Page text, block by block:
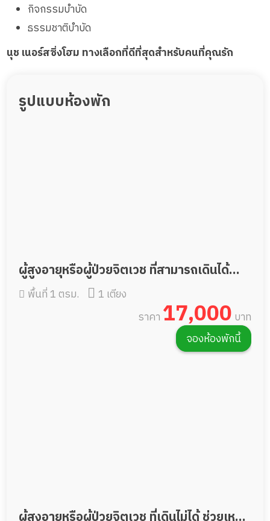
กิจกรรมบำบัด
ธรรมชาติบำบัด
นุช เนอร์สซิ่งโฮม ทางเลือกที่ดีที่สุดสำหรับคนที่คุณรัก
รูปแบบห้องพัก
ผู้สูงอายุหรือผู้ป่วยจิตเวช ที่สามารถเดินได้
หรือช่วยเหลือตัวเองได้บ้าง
พื้นที่ 1 ตรม.
1 เตียง
ราคา 17,000 บาท
จองห้องพักนี้